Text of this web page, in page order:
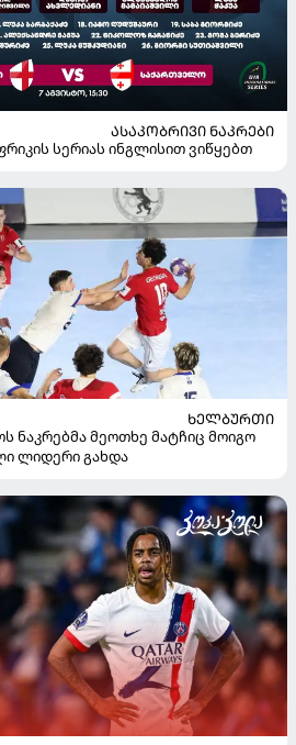
ᲐᲡᲐᲙᲝᲑᲠᲘᲕᲘ ᲜᲐᲙᲠᲔᲑᲘ
სერიას ინგლისით ვიწყებთ
ᲮᲔᲚᲑᲣᲠᲗᲘ
ნაკრებმა მეოთხე მატჩიც მოიგო
ლიდერი გახდა